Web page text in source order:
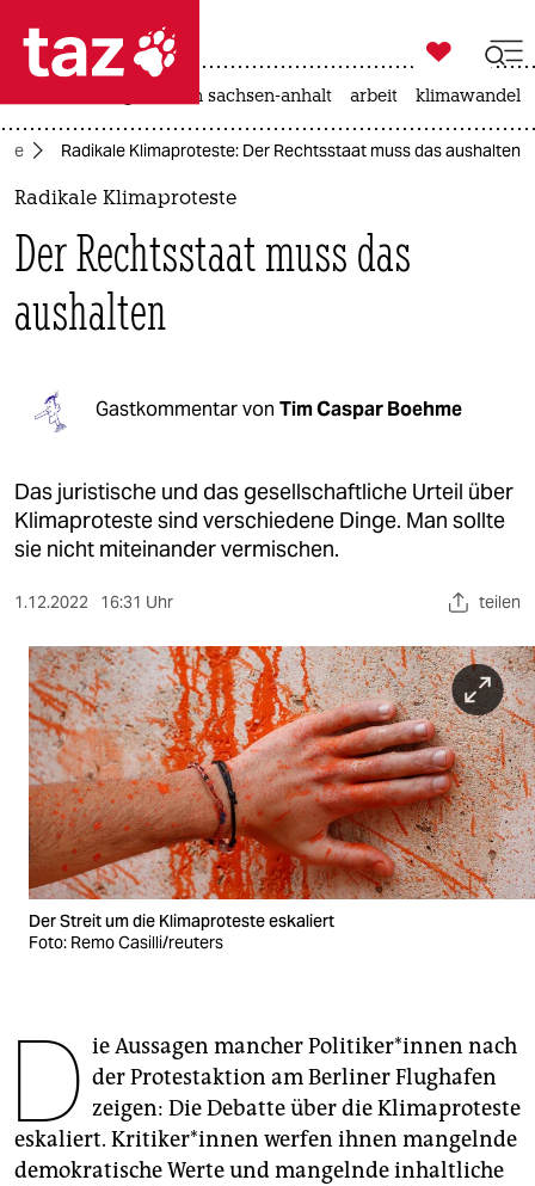
 taz zahl ich
taz zahl ich
politik
öko
kultur
sport
berlin
nord
wahrheit
verlag
verlag
veranstaltungen
shop
fragen & hilfe
unterstützen
epaper login

taz zahl ich
landtagswahl in sachsen-anhalt arbeit klimawandel
Radikale Klimaproteste: Der Rechtsstaat muss das aushalten
Radikale Klimaproteste
Der Rechtsstaat muss das
aushalten
Gastkommentar von Tim Caspar Boehme
Das juristische und das gesellschaftliche Urteil über
Klimaproteste sind verschiedene Dinge. Man sollte
sie nicht miteinander vermischen.
1.12.2022 16:31 Uhr teilen
Der Streit um die Klimaproteste eskaliert
Foto: Remo Casilli/reuters
D ie Aussagen mancher Po­li­ti­ke­r*in­nen nach
der Protestaktion am Berliner Flughafen
zeigen: Die Debatte über die Klimaproteste
eskaliert. Kri­ti­ke­r*in­nen werfen ihnen mangelnde
demokratische Werte und mangelnde inhaltliche